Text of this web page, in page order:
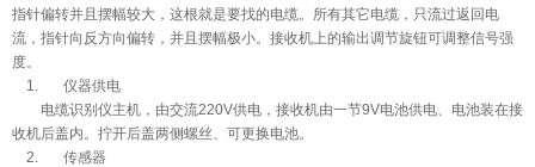
指针偏转并且摆幅较大，这根就是要找的电缆。所有其它电缆，只流过返回电
流，指针向反方向偏转，并且摆幅极小。接收机上的输出调节旋钮可调整信号强
度。
1. 仪器供电
电缆识别仪主机，由交流220V供电，接收机由一节9V电池供电、电池装在接
收机后盖内。拧开后盖两侧螺丝、可更换电池。
2. 传感器